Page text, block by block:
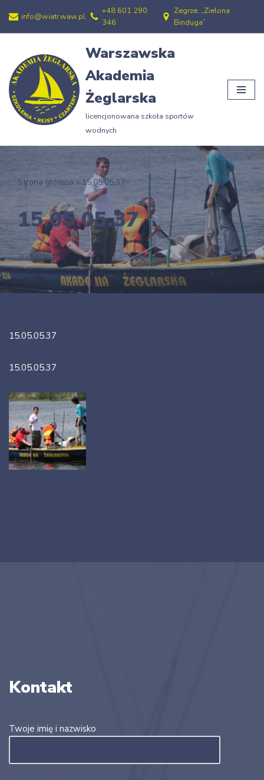
Przejdź
treści
info@wiatr.waw.pl
+48 601 290
346
Zegrze, „Zielona
Binduga”
Warszawska
Akademia
Żeglarska
licencjonowana szkoła sportów
wodnych
Strona główna » 15.05.05.37
15.05.05.37
30/12/2012
15.05.05.37
15.05.05.37
Kontakt
Twoje imię i nazwisko